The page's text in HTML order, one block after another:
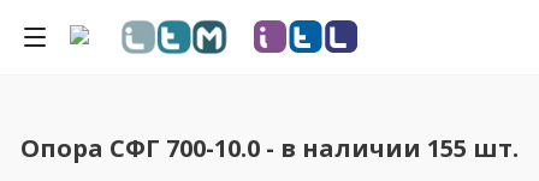
Опора СФГ 700-10.0 - в наличии 155 шт.